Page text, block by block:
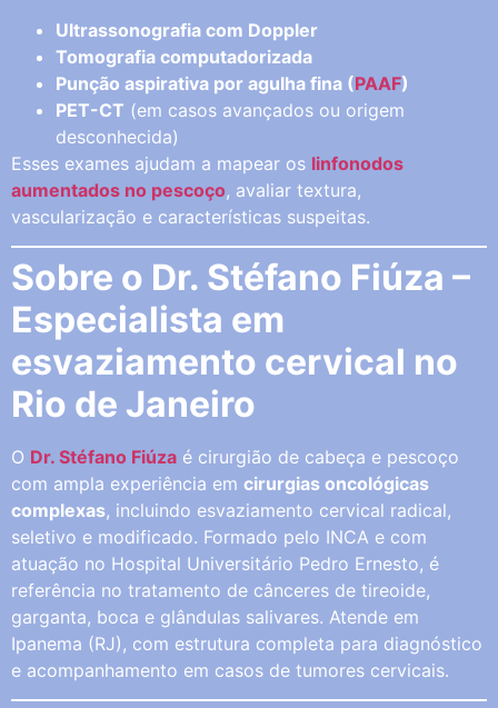
Ultrassonografia com Doppler
Tomografia computadorizada
Punção aspirativa por agulha fina (PAAF)
PET-CT (em casos avançados ou origem
desconhecida)
Esses exames ajudam a mapear os linfonodos
aumentados no pescoço, avaliar textura,
vascularização e características suspeitas.
Sobre o Dr. Stéfano Fiúza –
Especialista em
esvaziamento cervical no
Rio de Janeiro
O Dr. Stéfano Fiúza é cirurgião de cabeça e pescoço
com ampla experiência em cirurgias oncológicas
complexas, incluindo esvaziamento cervical radical,
seletivo e modificado. Formado pelo INCA e com
atuação no Hospital Universitário Pedro Ernesto, é
referência no tratamento de cânceres de tireoide,
garganta, boca e glândulas salivares. Atende em
Ipanema (RJ), com estrutura completa para diagnóstico
e acompanhamento em casos de tumores cervicais.